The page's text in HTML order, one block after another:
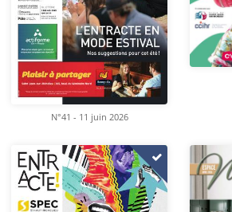
N°41 - 11 juin 2026